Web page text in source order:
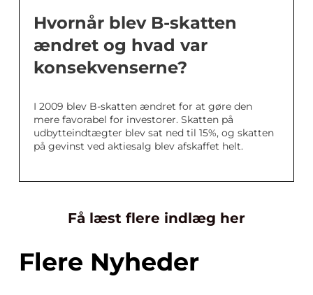
Hvornår blev B-skatten
ændret og hvad var
konsekvenserne?
I 2009 blev B-skatten ændret for at gøre den
mere favorabel for investorer. Skatten på
udbytteindtægter blev sat ned til 15%, og skatten
på gevinst ved aktiesalg blev afskaffet helt.
Få læst flere indlæg her
Flere Nyheder